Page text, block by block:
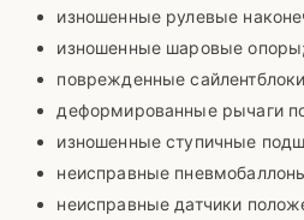
изношенные рулевые
изношенные шаровые опоры;
поврежденные
деформированные рычаги
изношенные ступичные
неисправные
неисправные датчики